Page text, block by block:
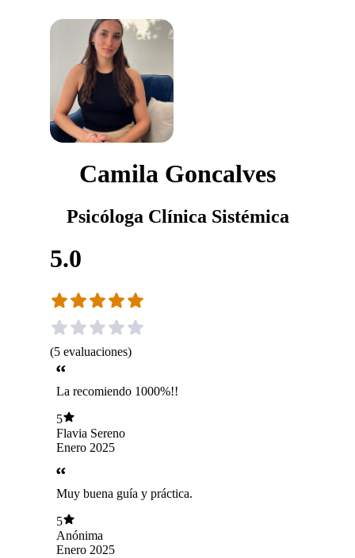
Camila Goncalves
Psicóloga Clínica Sistémica
5.0
(5 evaluaciones)
La recomiendo 1000%!!
5
Flavia Sereno
Enero 2025
Muy buena guía y práctica.
5
Anónima
Enero 2025